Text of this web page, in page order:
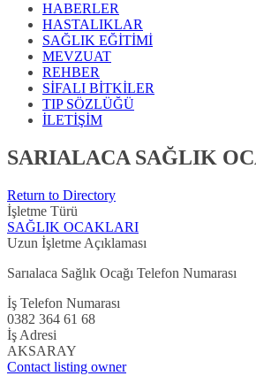
HABERLER
HASTALIKLAR
SAĞLIK EĞİTİMİ
MEVZUAT
REHBER
SİFALI BİTKİLER
TIP SÖZLÜĞÜ
İLETİŞİM
SARIALACA SAĞLIK
Return to Directory
İşletme Türü
SAĞLIK OCAKLARI
Uzun İşletme Açıklaması
Sarıalaca Sağlık Ocağı Telefon Numarası
İş Telefon Numarası
0382 364 61 68
İş Adresi
AKSARAY
Contact listing owner